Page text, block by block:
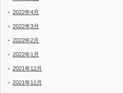
2022年4月
2022年3月
2022年2月
2022年1月
2021年12月
2021年11月